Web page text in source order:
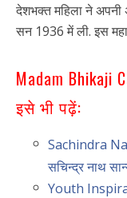
देशभक्त महिला ने
सन 1936 में ली. इस
Madam Bhikaji
इसे भी पढ़ें:
Sachindra
सचिन्द्र नाथ
Youth